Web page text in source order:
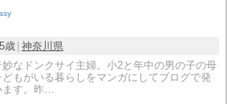
歳 神奈川県
なドンクサイ主婦。小2と年中の男の子の母
どもがいる暮らしをマンガにしてブログで発
す。昨…